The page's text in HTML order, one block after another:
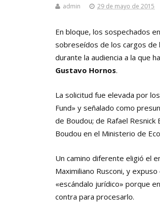
admin 29 de mayo de 2015
En bloque, los sospechados
sobreseídos de los cargos de
durante la audiencia a la que
Gustavo Hornos.
La solicitud fue elevada por
Fund» y señalado como
de Boudou; de Rafael
Boudou en el Ministerio de
Un camino diferente eligió el
Maximiliano Rusconi, y
«escándalo jurídico» porque
contra para procesarlo.